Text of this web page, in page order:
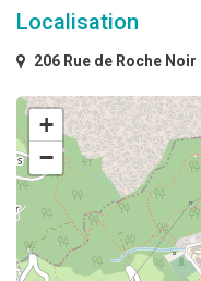
Localisation
206 Rue de Roche
+
−